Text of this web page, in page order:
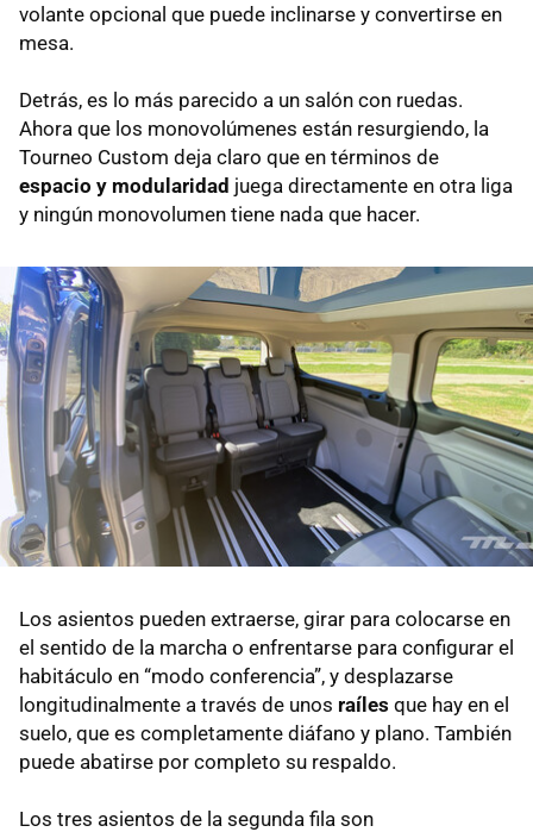
volante opcional que puede inclinarse y convertirse en
mesa.
Detrás, es lo más parecido a un salón con ruedas.
Ahora que los monovolúmenes están resurgiendo, la
Tourneo Custom deja claro que en términos de
espacio y modularidad juega directamente en otra liga
y ningún monovolumen tiene nada que hacer.
Los asientos pueden extraerse, girar para colocarse en
el sentido de la marcha o enfrentarse para configurar el
habitáculo en “modo conferencia”, y desplazarse
longitudinalmente a través de unos raíles que hay en el
suelo, que es completamente diáfano y plano. También
puede abatirse por completo su respaldo.
Los tres asientos de la segunda fila son